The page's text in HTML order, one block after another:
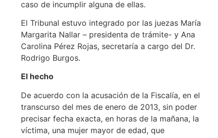
caso de incumplir alguna de ellas.
El Tribunal estuvo integrado por las juezas María
Margarita Nallar – presidenta de trámite- y Ana
Carolina Pérez Rojas, secretaría a cargo del Dr.
Rodrigo Burgos.
El hecho
De acuerdo con la acusación de la Fiscalía, en el
transcurso del mes de enero de 2013, sin poder
precisar fecha exacta, en horas de la mañana, la
víctima, una mujer mayor de edad, que